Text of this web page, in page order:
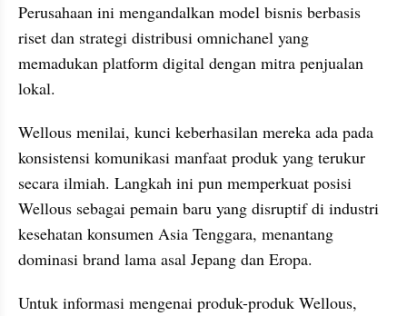
Perusahaan ini mengandalkan model bisnis berbasis
riset dan strategi distribusi omnichanel yang
memadukan platform digital dengan mitra penjualan
lokal.
Wellous menilai, kunci keberhasilan mereka ada pada
konsistensi komunikasi manfaat produk yang terukur
secara ilmiah. Langkah ini pun memperkuat posisi
Wellous sebagai pemain baru yang disruptif di industri
kesehatan konsumen Asia Tenggara, menantang
dominasi brand lama asal Jepang dan Eropa.
Untuk informasi mengenai produk-produk Wellous,